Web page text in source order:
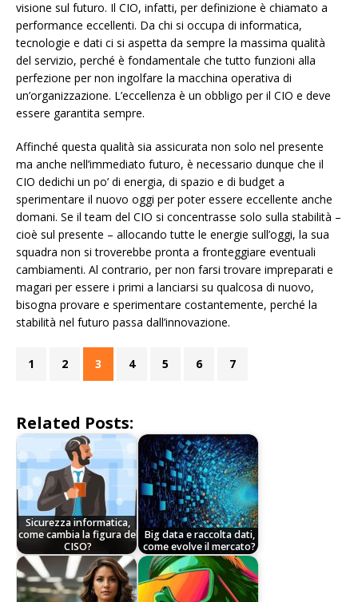
visione sul futuro. Il CIO, infatti, per definizione è chiamato a
performance eccellenti. Da chi si occupa di informatica,
tecnologie e dati ci si aspetta da sempre la massima qualità
del servizio, perché è fondamentale che tutto funzioni alla
perfezione per non ingolfare la macchina operativa di
un’organizzazione. L’eccellenza è un obbligo per il CIO e deve
essere garantita sempre.
Affinché questa qualità sia assicurata non solo nel presente
ma anche nell’immediato futuro, è necessario dunque che il
CIO dedichi un po’ di energia, di spazio e di budget a
sperimentare il nuovo oggi per poter essere eccellente anche
domani. Se il team del CIO si concentrasse solo sulla stabilità –
cioè sul presente – allocando tutte le energie sull’oggi, la sua
squadra non si troverebbe pronta a fronteggiare eventuali
cambiamenti. Al contrario, per non farsi trovare impreparati e
magari per essere i primi a lanciarsi su qualcosa di nuovo,
bisogna provare e sperimentare costantemente, perché la
stabilità nel futuro passa dall’innovazione.
1 2 3 4 5 6 7
Related Posts:
Sicurezza informatica,
come cambia la figura del
CISO?
Big data e raccolta dati,
come evolve il mercato?